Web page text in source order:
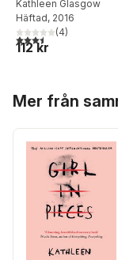
Kathleen Glasgow
Häftad, 2016
3,5utav 5 stjärnor.
(4)
112 kr
Mer från